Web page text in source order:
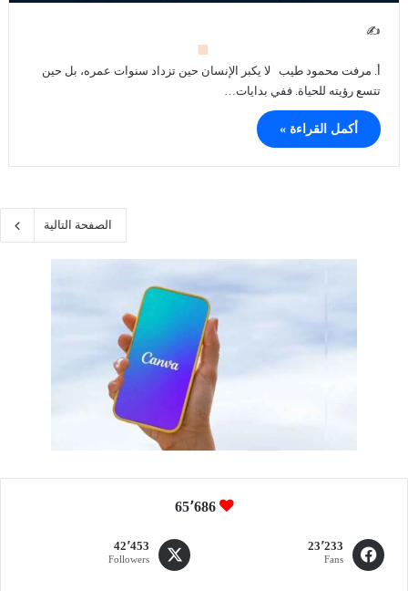
✍
أ. مرفت محمود طيب لا يكبر الإنسان حين تزداد سنوات عمره، بل حين
تتسع رؤيته للحياة. ففي بدايات…
أكمل القراءة »
الصفحة التالية
65٬686
23٬233
Fans
42٬453
Followers